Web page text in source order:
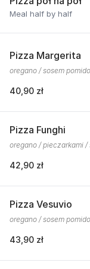
Meal half by half
Pizza Margerita
oregano / sosem
40,90 zł
Pizza Funghi
oregano / pieczarkami
42,90 zł
Pizza Vesuvio
oregano / sosem
43,90 zł